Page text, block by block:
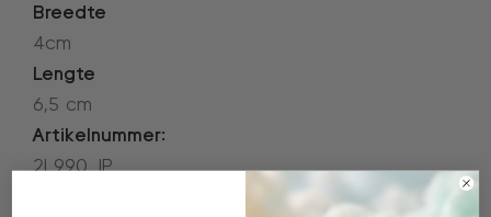
Breedte
4cm
Lengte
6,5 cm
Artikelnummer:
2L990_IP